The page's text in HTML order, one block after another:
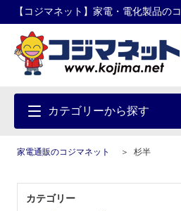
【コジマネット】家電・電化製品の
カテゴリーから探す
家電通販のコジマネット 杉半
カテゴリー